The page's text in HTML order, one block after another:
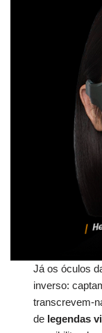
Já os óculos
inverso:
transcrevem-
de legendas